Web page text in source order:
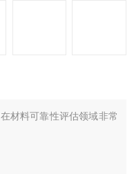
材料可靠性评估领域非常